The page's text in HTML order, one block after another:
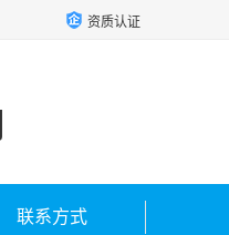
资质认证
联系方式